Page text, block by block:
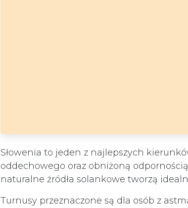
Słowenia to jeden z najlepszych
oddechowego oraz obniżoną
naturalne źródła solankowe tworzą
Turnusy przeznaczone są dla osób z